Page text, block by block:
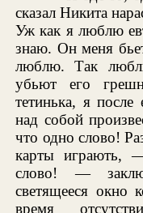
сказал Никита
Уж как я люблю
знаю. Он меня
люблю. Так
убьют его
тетинька, я
над собой
что одно слово!
карты
слово! —
светящееся окно
время